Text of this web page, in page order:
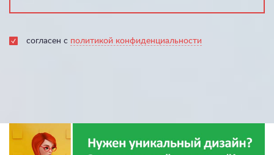
согласен с политикой конфиденциальности